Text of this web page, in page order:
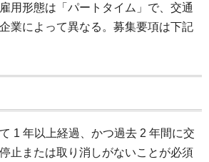
用形態は「パートタイム」で、交通
業によって異なる。募集要項は下記
1 年以上経過、かつ過去 2 年間に交
止または取り消しがないことが必須